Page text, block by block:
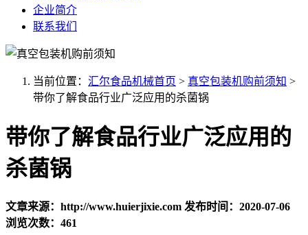
企业简介
联系我们
当前位置： 汇尔食品机械首页 > 真空包装机购前须知 >
带你了解食品行业广泛应用的杀菌锅
带你了解食品行业广泛应用的
杀菌锅
文章来源：http://www.huierjixie.com 发布时间：2020-07-06
浏览次数：461